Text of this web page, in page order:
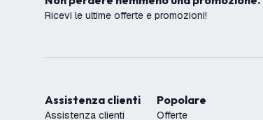
Ricevi le ultime offerte e promozioni!
Assistenza clienti
Assistenza clienti
Popolare
Offerte